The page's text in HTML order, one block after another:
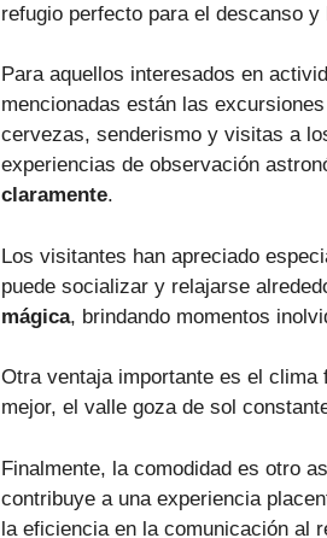
refugio perfecto para el descanso y
Para aquellos interesados en
mencionadas están las
cervezas, senderismo y visitas a
experiencias de observación
claramente.
Los visitantes han apreciado
puede socializar y relajarse
mágica, brindando momentos
Otra ventaja importante es el clima
mejor, el valle goza de sol
Finalmente, la comodidad es otro
contribuye a una experiencia
la eficiencia en la comunicación al